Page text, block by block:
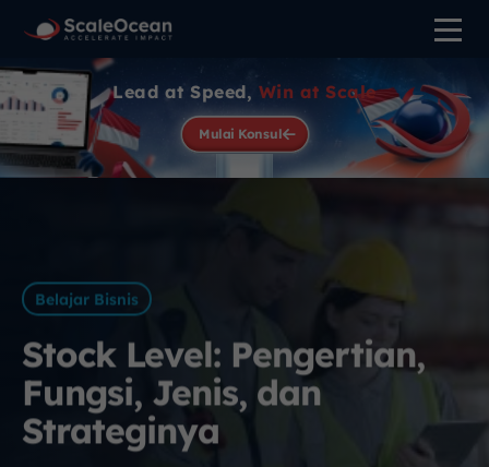
Lead at Speed, Win at Scale
Mulai Konsul
Belajar Bisnis
Stock Level: Pengertian,
Fungsi, Jenis, dan
Strateginya